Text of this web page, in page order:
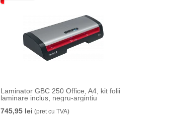
Laminator GBC 250 Office, A4, kit folii
laminare inclus, negru-argintiu
745,95 lei (pret cu TVA)